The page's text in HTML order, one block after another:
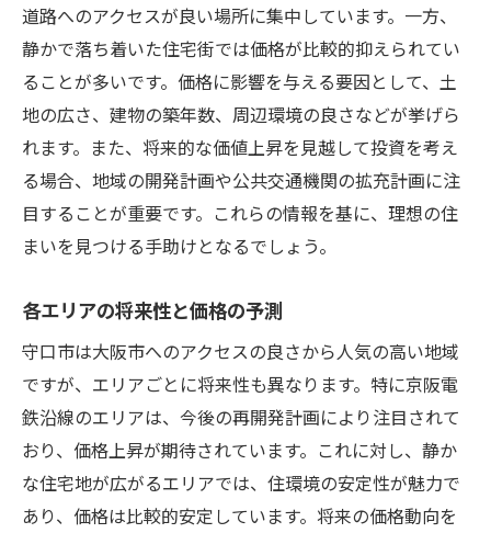
道路へのアクセスが良い場所に集中しています。一方、
静かで落ち着いた住宅街では価格が比較的抑えられてい
ることが多いです。価格に影響を与える要因として、土
地の広さ、建物の築年数、周辺環境の良さなどが挙げら
れます。また、将来的な価値上昇を見越して投資を考え
る場合、地域の開発計画や公共交通機関の拡充計画に注
目することが重要です。これらの情報を基に、理想の住
まいを見つける手助けとなるでしょう。
各エリアの将来性と価格の予測
守口市は大阪市へのアクセスの良さから人気の高い地域
ですが、エリアごとに将来性も異なります。特に京阪電
鉄沿線のエリアは、今後の再開発計画により注目されて
おり、価格上昇が期待されています。これに対し、静か
な住宅地が広がるエリアでは、住環境の安定性が魅力で
あり、価格は比較的安定しています。将来の価格動向を